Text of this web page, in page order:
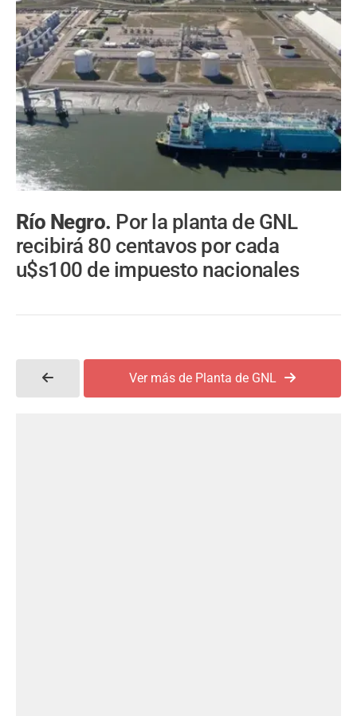
Río Negro. Por la planta de GNL
recibirá 80 centavos por cada
u$s100 de impuesto nacionales
Ver más de Planta de GNL